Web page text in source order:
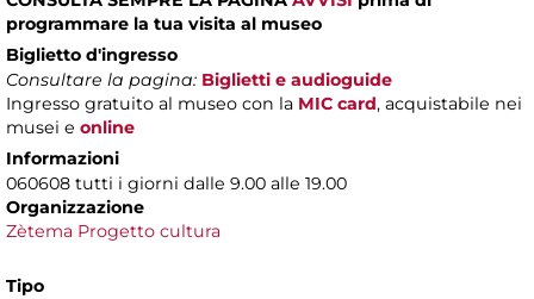
programmare la tua visita al museo
Biglietto d'ingresso
Consultare la pagina: Biglietti e audioguide
Ingresso gratuito al museo con la MIC card, acquistabile nei
musei e online
Informazioni
060608 tutti i giorni dalle 9.00 alle 19.00
Organizzazione
Zètema Progetto cultura
Tipo